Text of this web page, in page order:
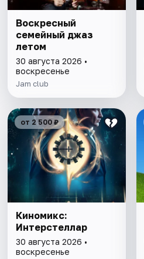
Воскресный
семейный джаз
летом
30 августа 2026 •
воскресенье
Jam club
от 2 500 ₽
Киномикс:
Интерстеллар
30 августа 2026 •
воскресенье